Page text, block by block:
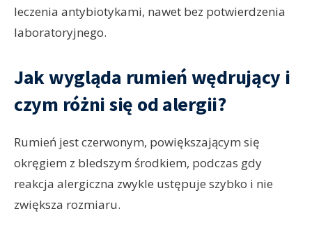
leczenia antybiotykami, nawet bez potwierdzenia
laboratoryjnego.
Jak wygląda rumień wędrujący i
czym różni się od alergii?
Rumień jest czerwonym, powiększającym się
okręgiem z bledszym środkiem, podczas gdy
reakcja alergiczna zwykle ustępuje szybko i nie
zwiększa rozmiaru.